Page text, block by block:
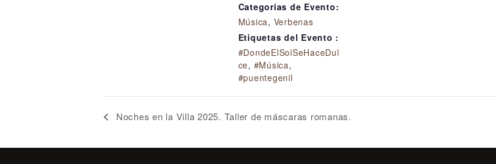
Categorías de Evento:
Música, Verbenas
Etiquetas del Evento :
#DondeElSolSeHaceDul
ce, #Música,
#puentegenil
Noches en la Villa 2025. Taller de máscaras romanas.